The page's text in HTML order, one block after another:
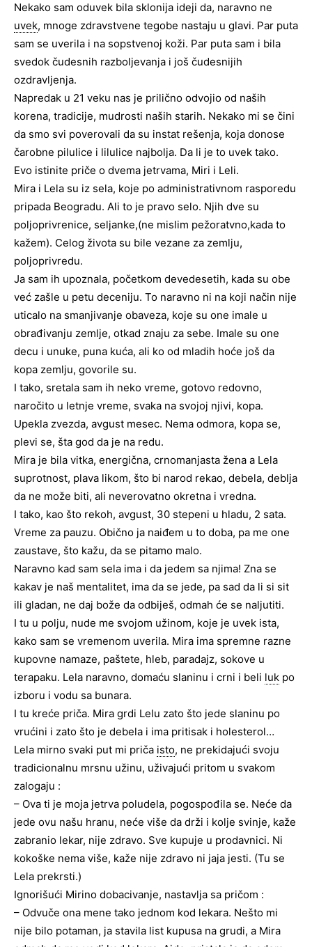
Nekako sam oduvek bila sklonija ideji da, naravno ne
uvek, mnoge zdravstvene tegobe nastaju u glavi. Par puta
sam se uverila i na sopstvenoj koži. Par puta sam i bila
svedok čudesnih razboljevanja i još čudesnijih
ozdravljenja.
Napredak u 21 veku nas je prilično odvojio od naših
korena, tradicije, mudrosti naših starih. Nekako mi se čini
da smo svi poverovali da su instat rešenja, koja donose
čarobne pilulice i lilulice najbolja. Da li je to uvek tako.
Evo istinite priče o dvema jetrvama, Miri i Leli.
Mira i Lela su iz sela, koje po administrativnom rasporedu
pripada Beogradu. Ali to je pravo selo. Njih dve su
poljoprivrenice, seljanke,(ne mislim pežoratvno,kada to
kažem). Celog života su bile vezane za zemlju,
poljoprivredu.
Ja sam ih upoznala, početkom devedesetih, kada su obe
već zašle u petu deceniju. To naravno ni na koji način nije
uticalo na smanjivanje obaveza, koje su one imale u
obrađivanju zemlje, otkad znaju za sebe. Imale su one
decu i unuke, puna kuća, ali ko od mladih hoće još da
kopa zemlju, govorile su.
I tako, sretala sam ih neko vreme, gotovo redovno,
naročito u letnje vreme, svaka na svojoj njivi, kopa.
Upekla zvezda, avgust mesec. Nema odmora, kopa se,
plevi se, šta god da je na redu.
Mira je bila vitka, energična, crnomanjasta žena a Lela
suprotnost, plava likom, što bi narod rekao, debela, deblja
da ne može biti, ali neverovatno okretna i vredna.
I tako, kao što rekoh, avgust, 30 stepeni u hladu, 2 sata.
Vreme za pauzu. Obično ja naiđem u to doba, pa me one
zaustave, što kažu, da se pitamo malo.
Naravno kad sam sela ima i da jedem sa njima! Zna se
kakav je naš mentalitet, ima da se jede, pa sad da li si sit
ili gladan, ne daj bože da odbiješ, odmah će se naljutiti.
I tu u polju, nude me svojom užinom, koje je uvek ista,
kako sam se vremenom uverila. Mira ima spremne razne
kupovne namaze, paštete, hleb, paradajz, sokove u
terapaku. Lela naravno, domaću slaninu i crni i beli luk po
izboru i vodu sa bunara.
I tu kreće priča. Mira grdi Lelu zato što jede slaninu po
vrućini i zato što je debela i ima pritisak i holesterol…
Lela mirno svaki put mi priča isto, ne prekidajući svoju
tradicionalnu mrsnu užinu, uživajući pritom u svakom
zalogaju :
– Ova ti je moja jetrva poludela, pogospođila se. Neće da
jede ovu našu hranu, neće više da drži i kolje svinje, kaže
zabranio lekar, nije zdravo. Sve kupuje u prodavnici. Ni
kokoške nema više, kaže nije zdravo ni jaja jesti. (Tu se
Lela prekrsti.)
Ignorišući Mirino dobacivanje, nastavlja sa pričom :
– Odvuče ona mene tako jednom kod lekara. Nešto mi
nije bilo potaman, ja stavila list kupusa na grudi, a Mira